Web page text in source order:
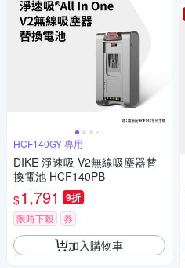
HCF140GY 專用
DIKE 淨速吸 V2無線吸塵器替
換電池 HCF140PB
$1,791 9折
限時下殺 券
加入購物車